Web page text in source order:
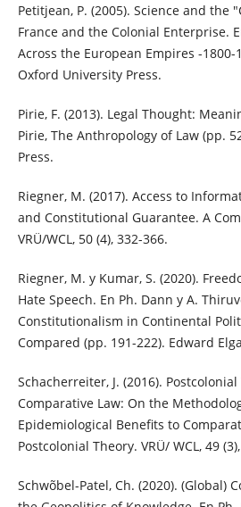
Petitjean, P. (2005). Science and the
France and the Colonial Enterprise.
Across the European Empires -1800-
Oxford University Press.
Pirie, F. (2013). Legal Thought:
Pirie, The Anthropology of Law (pp.
Press.
Riegner, M. (2017). Access to
and Constitutional Guarantee. A
VRÜ/WCL, 50 (4), 332-366.
Riegner, M. y Kumar, S. (2020).
Hate Speech. En Ph. Dann y A.
Constitutionalism in Continental
Compared (pp. 191-222). Edward
Schacherreiter, J. (2016).
Comparative Law: On the
Epidemiological Benefits to
Postcolonial Theory. VRÜ/ WCL, 49
Schwõbel-Patel, Ch. (2020). (Global)